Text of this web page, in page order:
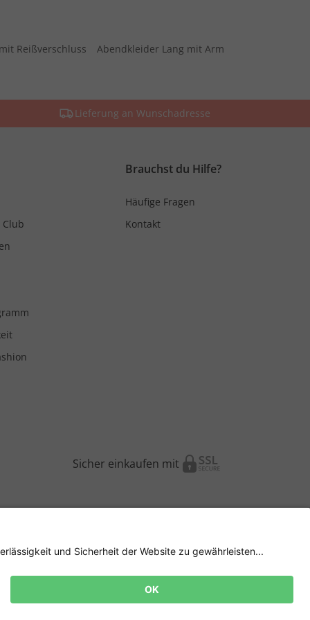
Reißverschluss
Abendkleider Lang mit Arm
Lieferung an Wunschadresse
Club
Brauchst du Hilfe?
Häufige Fragen
Kontakt
Sicher einkaufen mit